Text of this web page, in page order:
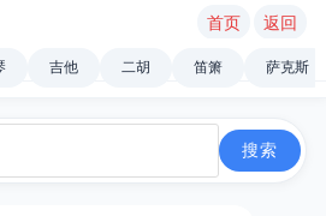
首页 返回
吉他 二胡 笛箫 萨克斯